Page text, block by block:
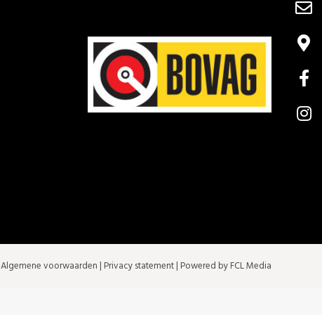
Algemene voorwaarden | Privacy statement| Powered by FCL Media